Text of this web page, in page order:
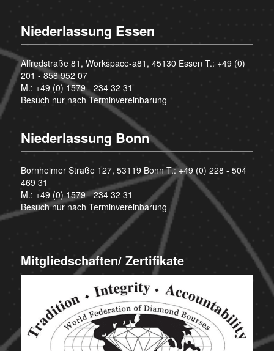
Niederlassung Essen
Alfredstraße 81, Workspace-a81, 45130 Essen T.: +49 (0)
201 - 858 952 07
M.: +49 (0) 1579 - 234 32 31
Besuch nur nach Terminvereinbarung
Niederlassung Bonn
Bornheimer Straße 127, 53119 Bonn T.:+49 (0) 228 - 504
469 31
M.: +49 (0) 1579 - 234 32 31
Besuch nur nach Terminvereinbarung
Mitgliedschaften/ Zertifikate